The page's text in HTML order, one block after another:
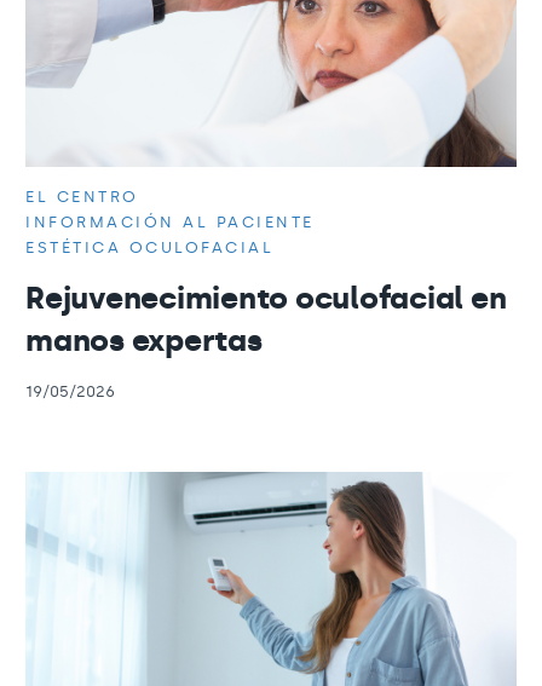
EL CENTRO
INFORMACIÓN AL PACIENTE
ESTÉTICA OCULOFACIAL
Rejuvenecimiento oculofacial en
manos expertas
19/05/2026